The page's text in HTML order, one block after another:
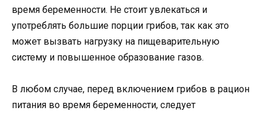
время беременности. Не стоит увлекаться и
употреблять большие порции грибов, так как это
может вызвать нагрузку на пищеварительную
систему и повышенное образование газов.
В любом случае, перед включением грибов в рацион
питания во время беременности, следует